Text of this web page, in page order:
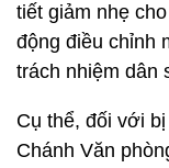
tiết giảm nhẹ
động điều chỉnh
trách nhiệm dân
Cụ thể, đối với
Chánh Văn